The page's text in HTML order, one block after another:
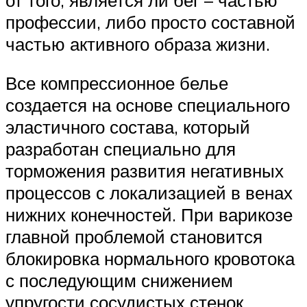
профессии, либо просто составной
частью активного образа жизни.
Все компрессионное белье
создается на основе специального
эластичного состава, который
разработан специально для
торможения развития негативных
процессов с локализацией в венах
нижних конечностей. При варикозе
главной проблемой становится
блокировка нормального кровотока
с последующим снижением
упругости сосудистых стенок.